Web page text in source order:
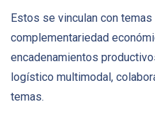
Estos se vinculan con
complementariedad
encadenamientos
logístico multimodal,
temas.